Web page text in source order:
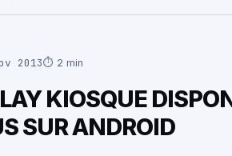
2013⏱ 2 min
KIOSQUE
SUR ANDROID